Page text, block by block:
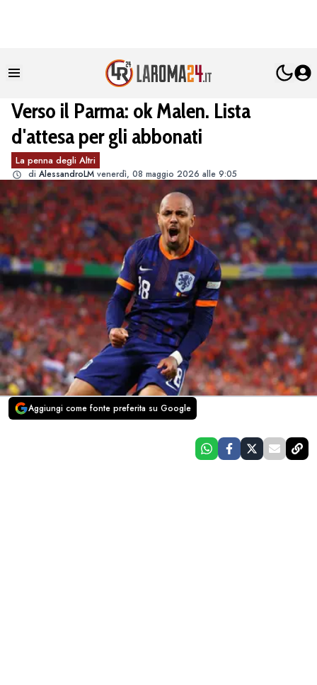
Verso il Parma: ok Malen. Lista
d'attesa per gli abbonati
La penna degli Altri
di AlessandroLM venerdì, 08 maggio 2026 alle 9:05
Aggiungi come fonte preferita su Google